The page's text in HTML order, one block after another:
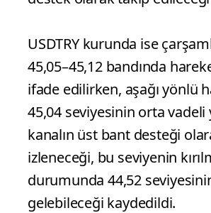
USDTRY kurunda ise
45,05–45,12 bandında
ifade edilirken, aşağı yönlü
45,04 seviyesinin orta vadeli
kanalın üst bant desteği
izleneceği, bu seviyenin
durumunda 44,52
gelebileceği kaydedildi.